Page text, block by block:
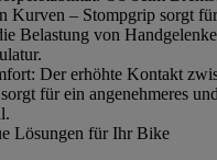
Kurven – Stompgrip sorgt
Belastung von
Der erhöhte Kontakt
für ein angenehmeres
Lösungen für Ihr Bike